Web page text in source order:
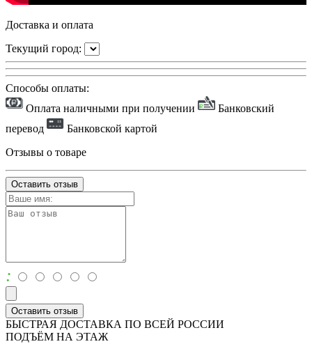
Доставка и оплата
Текущий город:
Способы оплаты:
Оплата наличными при получении
Банковский
перевод
Банковской картой
Отзывы о товаре
Оставить отзыв
:
Оставить отзыв
БЫСТРАЯ ДОСТАВКА ПО ВСЕЙ РОССИИ
ПОДЪЁМ НА ЭТАЖ